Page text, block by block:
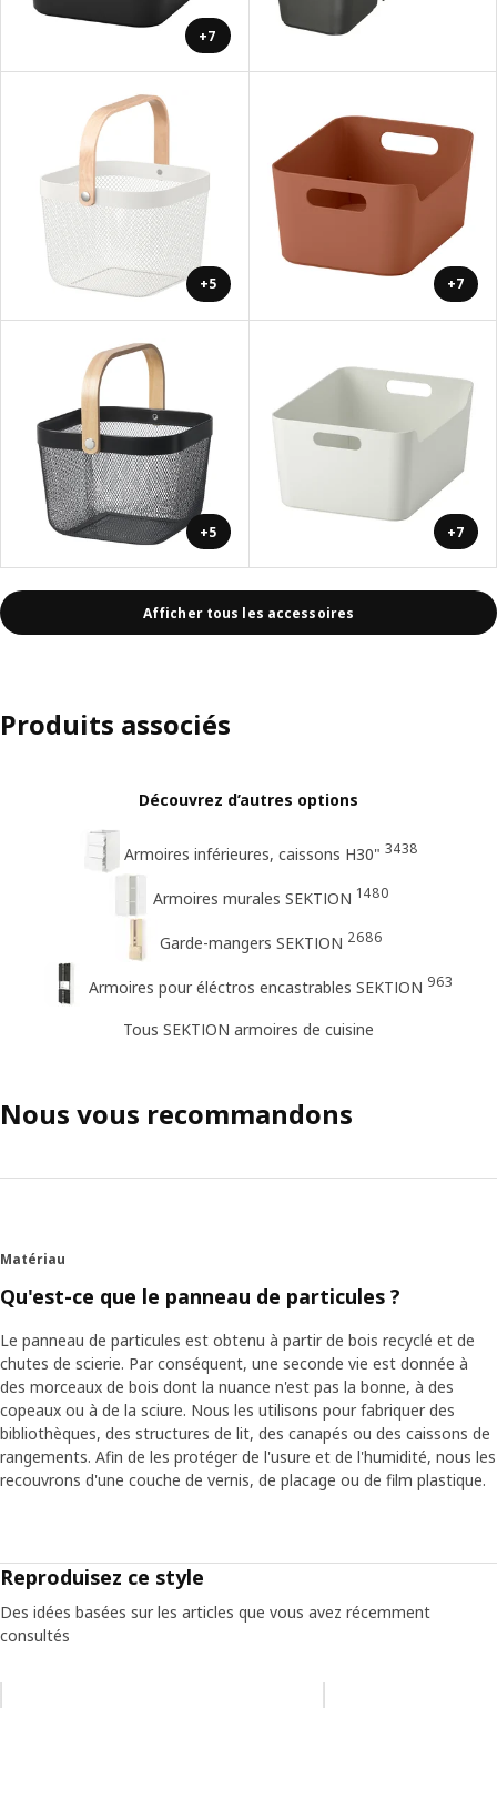
+7
+5 +7
+5 +7
Afficher tous les accessoires
Produits associés
Découvrez d’autres options
Armoires inférieures, caissons H30" 3438
Armoires murales SEKTION 1480
Garde-mangers SEKTION 2686
Armoires pour éléctros encastrables SEKTION 963
Tous SEKTION armoires de cuisine
Nous vous recommandons
Matériau
Qu'est-ce que le panneau de particules ?
Le panneau de particules est obtenu à partir de bois recyclé et de
chutes de scierie. Par conséquent, une seconde vie est donnée à
des morceaux de bois dont la nuance n'est pas la bonne, à des
copeaux ou à de la sciure. Nous les utilisons pour fabriquer des
bibliothèques, des structures de lit, des canapés ou des caissons de
rangements. Afin de les protéger de l'usure et de l'humidité, nous les
recouvrons d'une couche de vernis, de placage ou de film plastique.
Reproduisez ce style
Des idées basées sur les articles que vous avez récemment
consultés